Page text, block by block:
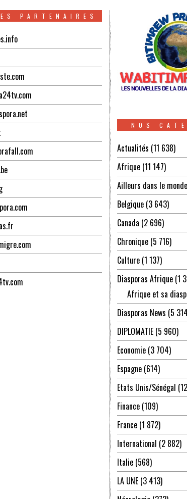
PARTENAIRES
NOS
Actualités (11 638)
Afrique (11 147)
Ailleurs dans le monde
Belgique (3 643)
Canada (2 696)
Chronique (5 716)
Culture (1 137)
Diasporas Afrique (1
Afrique et sa
Diasporas News (5
DIPLOMATIE (5 960)
Economie (3 704)
Espagne (614)
Etats Unis/Sénégal
Finance (109)
France (1 872)
International (2 882)
Italie (568)
LA UNE (3 413)